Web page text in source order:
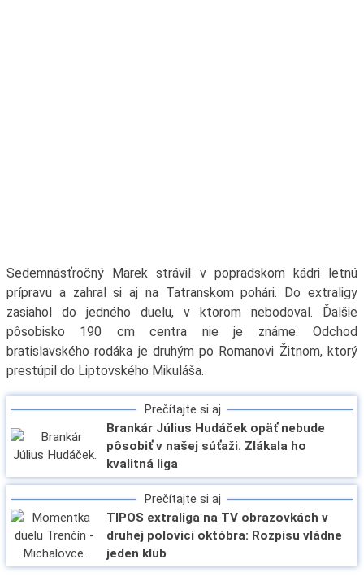
Sedemnásťročný Marek strávil v popradskom kádri letnú
prípravu a zahral si aj na Tatranskom pohári. Do extraligy
zasiahol do jedného duelu, v ktorom nebodoval. Ďalšie
pôsobisko 190 cm centra nie je známe. Odchod
bratislavského rodáka je druhým po Romanovi Žitnom, ktorý
prestúpil do Liptovského Mikuláša.
Prečítajte si aj
Brankár Július Hudáček opäť nebude
pôsobiť v našej súťaži. Zlákala ho
kvalitná liga
Prečítajte si aj
TIPOS extraliga na TV obrazovkách v
druhej polovici októbra: Rozpisu vládne
jeden klub